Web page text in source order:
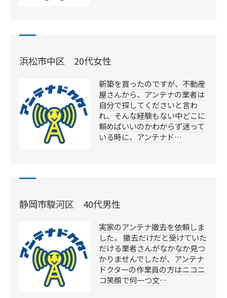
浜松市中区 20代女性
新築を買ったのですが、不動産
屋さんから、アンテナの業者は
自分で探してくださいと言わ
れ、そんな経験もない中どこに
頼めばいいのかわからず迷って
いる時に、アンテナド…
静岡市駿河区 40代男性
実家のアンテナ撤去を依頼しま
した。 撤去だけだと受けていた
だける業者さんがなかなか見つ
かりませんでしたが、アンテナ
ドクターの作業員の方はニコニ
コ笑顔で何一つ文…